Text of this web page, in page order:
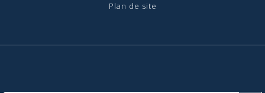
Plan de site